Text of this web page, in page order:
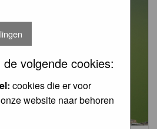
volgende cookies:
cookies die er voor
website naar behoren